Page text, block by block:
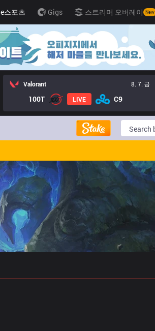
e스포츠 Gigs 스트리머 오버레이 New
Valorant 8. 7. 금
100T LIVE C9